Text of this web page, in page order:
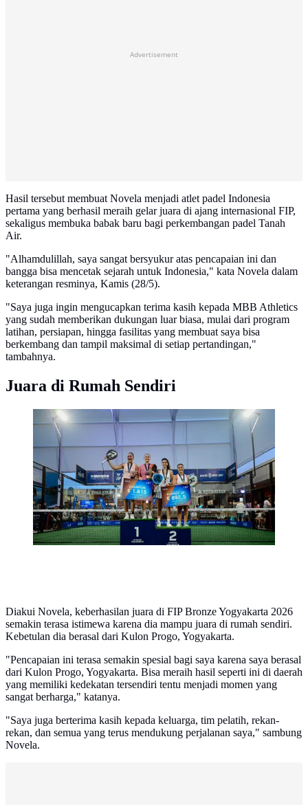
Advertisement
Hasil tersebut membuat Novela menjadi atlet padel Indonesia
pertama yang berhasil meraih gelar juara di ajang internasional FIP,
sekaligus membuka babak baru bagi perkembangan padel Tanah
Air.
"Alhamdulillah, saya sangat bersyukur atas pencapaian ini dan
bangga bisa mencetak sejarah untuk Indonesia," kata Novela dalam
keterangan resminya, Kamis (28/5).
"Saya juga ingin mengucapkan terima kasih kepada MBB Athletics
yang sudah memberikan dukungan luar biasa, mulai dari program
latihan, persiapan, hingga fasilitas yang membuat saya bisa
berkembang dan tampil maksimal di setiap pertandingan,"
tambahnya.
Juara di Rumah Sendiri
Novela Putria mengukir sejarah sebagai atlet padel
Indonesia pertama yang menjuarai turnamen
internasional bergengsi FIP Padel Tour Bronze 2026 di
Yogyakarta. (Dok. MBB Athletics)
Diakui Novela, keberhasilan juara di FIP Bronze Yogyakarta 2026
semakin terasa istimewa karena dia mampu juara di rumah sendiri.
Kebetulan dia berasal dari Kulon Progo, Yogyakarta.
"Pencapaian ini terasa semakin spesial bagi saya karena saya berasal
dari Kulon Progo, Yogyakarta. Bisa meraih hasil seperti ini di daerah
yang memiliki kedekatan tersendiri tentu menjadi momen yang
sangat berharga," katanya.
"Saya juga berterima kasih kepada keluarga, tim pelatih, rekan-
rekan, dan semua yang terus mendukung perjalanan saya," sambung
Novela.